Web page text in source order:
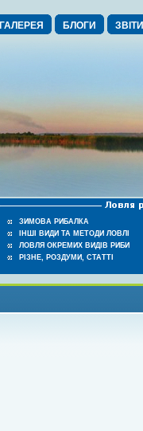
ГАЛЕРЕЯ БЛОГИ ЗВІТИ
ЗИМОВА РИБАЛКА
ІНШІ ВИДИ ТА МЕТОДИ ЛОВЛІ
ЛОВЛЯ ОКРЕМИХ ВИДІВ РИБИ
РІЗНЕ, РОЗДУМИ, СТАТТІ